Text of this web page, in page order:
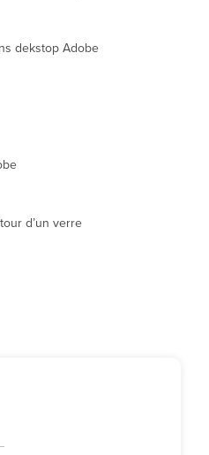
dekstop Adobe
d’un verre